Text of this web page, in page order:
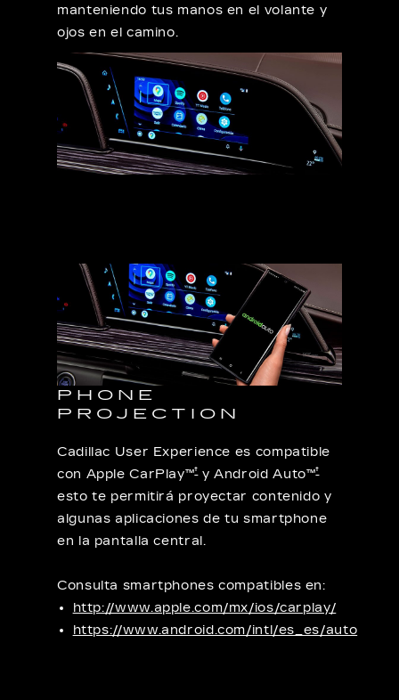
manteniendo tus manos en el volante y
ojos en el camino.
PHONE
PROJECTION
Cadillac User Experience es compatible
con Apple CarPlay™†y Android Auto™†
esto te permitirá proyectar contenido y
algunas aplicaciones de tu smartphone
en la pantalla central.
Consulta smartphones compatibles en:
http://www.apple.com/mx/ios/carplay/
https://www.android.com/intl/es_es/auto